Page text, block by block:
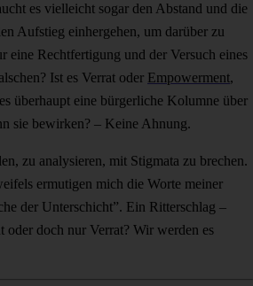
es vielleicht sogar den Abstand und die
Aufstieg einhergehen, um darüber zu
eine Rechtfertigung und der Versuch eines
Ist es Verrat oder Empowerment,
überhaupt eine bürgerliche Kolumne über
sie bewirken? – Keine Ahnung.
zu analysieren, mit Stigmata zu brechen.
ermutigen mich die Worte meiner
der Unterschicht”. Ein Ritterschlag –
oder doch nur Verrat? Wir werden es